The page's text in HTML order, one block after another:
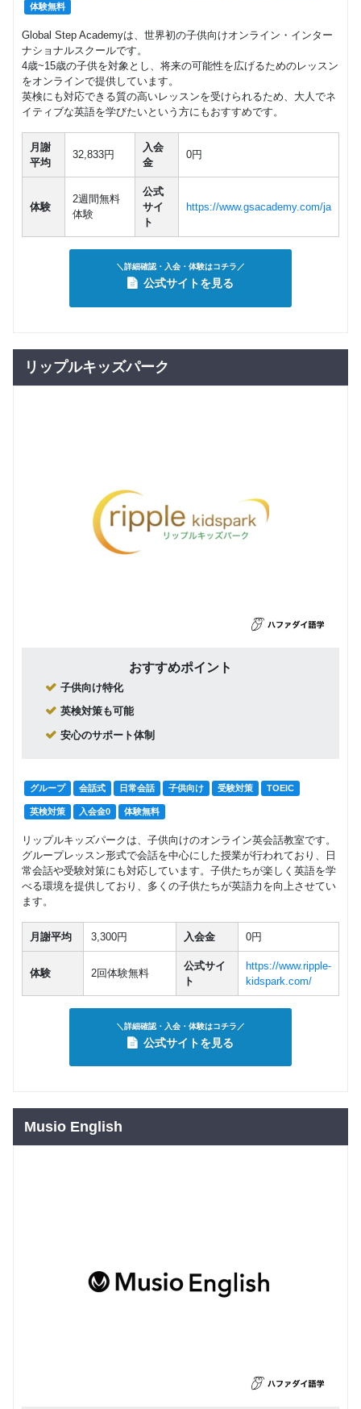
体験無料
Global Step Academyは、世界初の子供向けオンライン・インター
ナショナルスクールです。
4歳~15歳の子供を対象とし、将来の可能性を広げるためのレッスン
をオンラインで提供しています。
英検にも対応できる質の高いレッスンを受けられるため、大人でネ
イティブな英語を学びたいという方にもおすすめです。
月謝
平均
32,833円
入会
金
0円
体験
2週間無料
体験
公式
サイ
ト
https://www.gsacademy.com/ja
＼詳細確認・入会・体験はコチラ／
公式サイトを見る
リップルキッズパーク
おすすめポイント
子供向け特化
英検対策も可能
安心のサポート体制
グループ 会話式 日常会話 子供向け 受験対策 TOEIC
英検対策 入会金0 体験無料
リップルキッズパークは、子供向けのオンライン英会話教室です。
グループレッスン形式で会話を中心にした授業が行われており、日
常会話や受験対策にも対応しています。子供たちが楽しく英語を学
べる環境を提供しており、多くの子供たちが英語力を向上させてい
ます。
月謝平均 3,300円 入会金 0円
体験 2回体験無料
公式サイ
ト
https://www.ripple-
kidspark.com/
＼詳細確認・入会・体験はコチラ／
公式サイトを見る
Musio English